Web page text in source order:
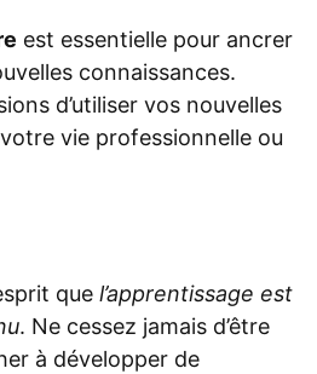
est essentielle pour ancrer
connaissances.
d’utiliser vos nouvelles
vie professionnelle ou
que l’apprentissage est
. Ne cessez jamais d’être
à développer de